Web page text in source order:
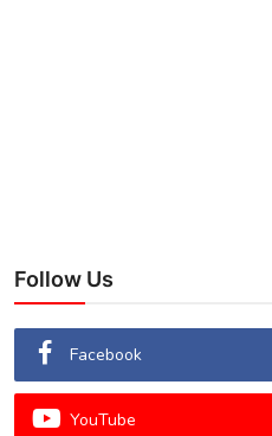
Follow Us
Facebook
YouTube